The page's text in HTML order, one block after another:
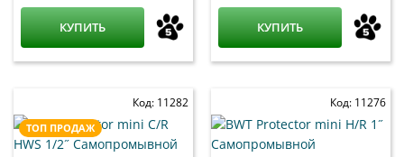
КУПИТЬ КУПИТЬ
Код: 11282
ТОП ПРОДАЖ
Код: 11276